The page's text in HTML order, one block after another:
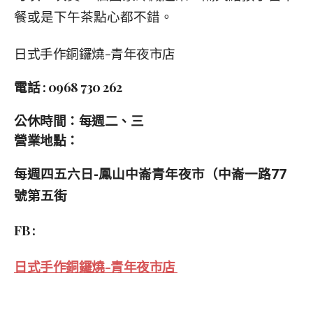
餐或是下午茶點心都不錯。
日式手作銅鑼燒-青年夜市店
電話 : 0968 730 262
公休時間： 每週二、三
營業地點：
每週四五六日-鳳山中崙青年夜市（中崙一路77
號第五街
FB :
日式手作銅鑼燒-青年夜市店